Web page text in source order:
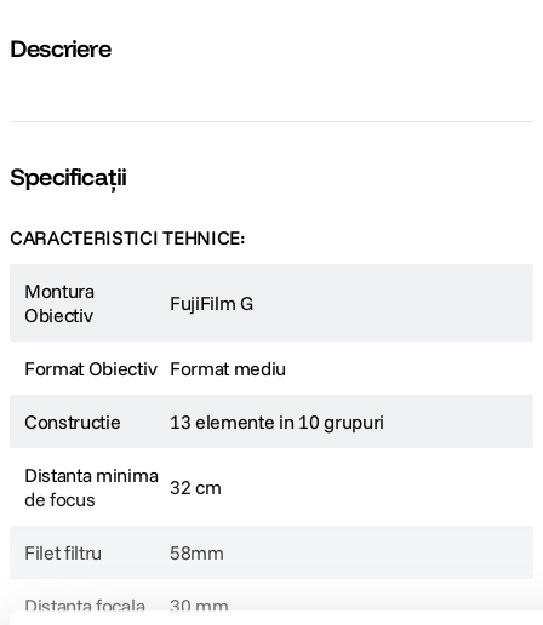
Descriere
Specificații
CARACTERISTICI TEHNICE:
Montura
Obiectiv
FujiFilm G
Format Obiectiv Format mediu
Constructie 13 elemente in 10 grupuri
Distanta minima
de focus
32 cm
Filet filtru 58mm
Distanta focala 30 mm